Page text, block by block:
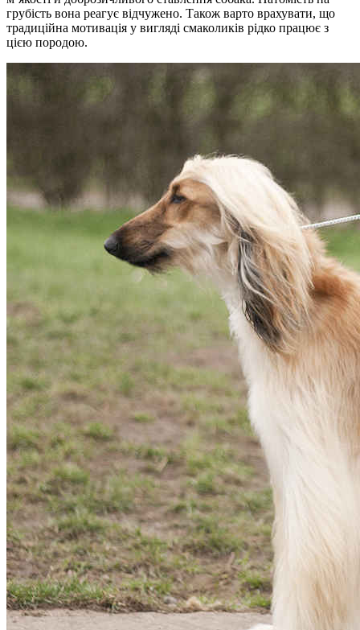
грубість вона реагує відчужено. Також варто врахувати, що
традиційна мотивація у вигляді смаколиків рідко працює з
цією породою.